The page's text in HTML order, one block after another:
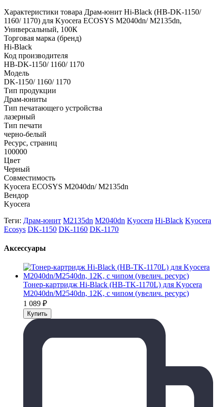
Характеристики товара Драм-юнит Hi-Black (HB-DK-1150/
1160/ 1170) для Kyocera ECOSYS M2040dn/ M2135dn,
Универсальный, 100К
Торговая марка (бренд)
Hi-Black
Код производителя
HB-DK-1150/ 1160/ 1170
Модель
DK-1150/ 1160/ 1170
Тип продукции
Драм-юниты
Тип печатающего устройства
лазерный
Тип печати
черно-белый
Ресурс, страниц
100000
Цвет
Черный
Совместимость
Kyocera ECOSYS M2040dn/ M2135dn
Вендор
Kyocera
Теги: Драм-юнит M2135dn M2040dn Kyocera Hi-Black Kyocera
Ecosys DK-1150 DK-1160 DK-1170
Аксессуары
Тонер-картридж Hi-Black (HB-TK-1170L) для Kyocera
M2040dn/M2540dn, 12K, с чипом (увелич. ресурс)
1 089 ₽